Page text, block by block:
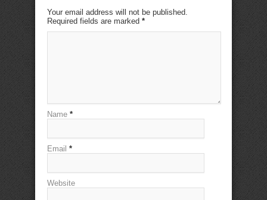
Your email address will not be published.
Required fields are marked *
Name *
Email *
Website